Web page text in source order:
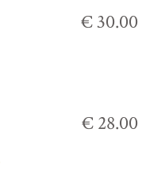
€ 30.00
€ 28.00